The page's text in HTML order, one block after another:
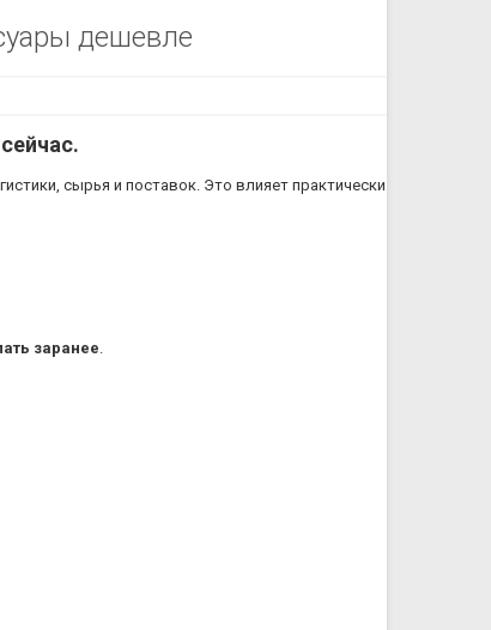
дешевле
сырья и поставок. Это влияет практически
заранее